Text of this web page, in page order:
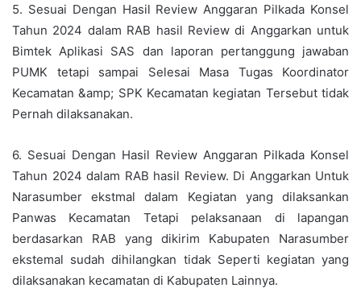
5. Sesuai Dengan Hasil Review Anggaran Pilkada Konsel
Tahun 2024 dalam RAB hasil Review di Anggarkan untuk
Bimtek Aplikasi SAS dan laporan pertanggung jawaban
PUMK tetapi sampai Selesai Masa Tugas Koordinator
Kecamatan &amp; SPK Kecamatan kegiatan Tersebut tidak
Pernah dilaksanakan.
6. Sesuai Dengan Hasil Review Anggaran Pilkada Konsel
Tahun 2024 dalam RAB hasil Review. Di Anggarkan Untuk
Narasumber ekstmal dalam Kegiatan yang dilaksankan
Panwas Kecamatan Tetapi pelaksanaan di lapangan
berdasarkan RAB yang dikirim Kabupaten Narasumber
ekstemal sudah dihilangkan tidak Seperti kegiatan yang
dilaksanakan kecamatan di Kabupaten Lainnya.